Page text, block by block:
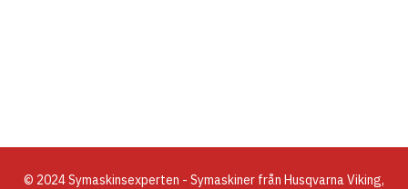
© 2024 Symaskinsexperten - Symaskiner från Husqvarna Viking,